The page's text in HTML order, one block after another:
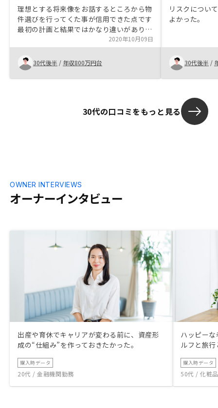
理想とする将来像をお話するところから物
件選びを行ってくた事が信用できた点です
最初の計画と結果ではかなり違いがありま
したので、最初から厳し目の提案をしてく
れた方が良いです
2020年10月09日
30代後半 / 年収800万円台
リスクについ
よかった。
30代後半 /
30代の口コミをもっと見る
オーナーインタビュー
OWNER INTERVIEWS
出産や育休でキャリアが変わる前に、資産形
成の“仕組み”を作っておきたかった。
購入時データ
20代 / 金融機関勤務
ハッピー
ルフと旅
購入時データ
50代 / 化粧